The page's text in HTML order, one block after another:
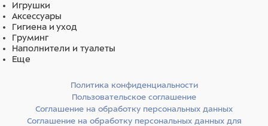
Игрушки
Аксессуары
Гигиена и уход
Груминг
Наполнители и туалеты
Еще
Политика конфиденциальности
Пользовательское соглашение
Соглашение на обработку персональных данных
Соглашение на обработку персональных данных для